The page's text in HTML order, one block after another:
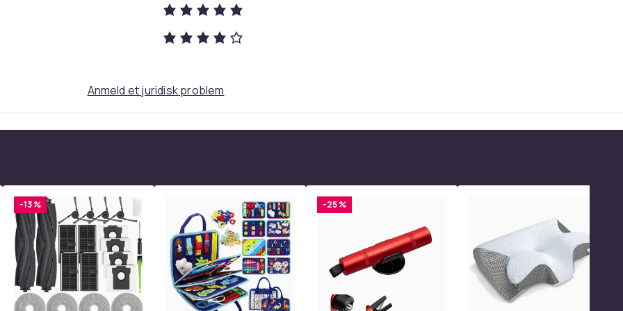
75
bb20a4d4-c7bf-5f53-b2b2-0e67296c949d
Anmeld et juridisk problem
-13 % -25 %